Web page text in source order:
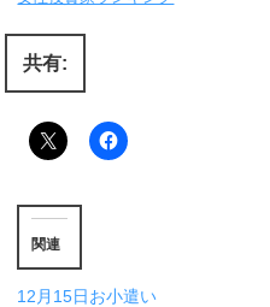
共有:
関連
12月15日お小遣い